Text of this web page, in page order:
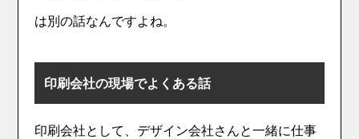
は別の話なんですよね。
印刷会社の現場でよくある話
印刷会社として、デザイン会社さんと一緒に仕事